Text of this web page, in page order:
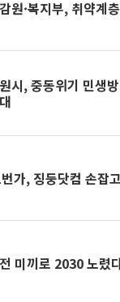
원·복지부, 취약계
시, 중동위기 민생
가, 징둥닷컴 손잡
미끼로 2030 노렸